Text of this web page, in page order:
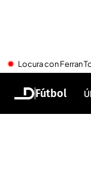
Locura con Ferran
Fútbol